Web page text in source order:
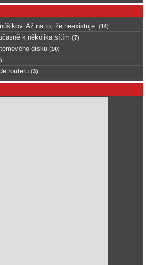
Až na to, že neexistuje. (14)
k několika sítím (7)
disku (10)
)
routeru (3)